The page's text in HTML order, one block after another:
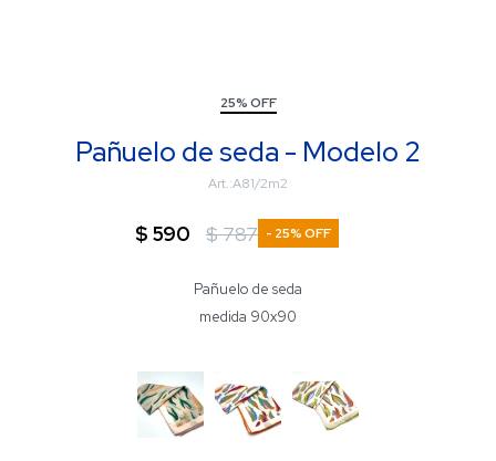
25% OFF
Pañuelo de seda - Modelo 2
A81/2m2
$ 590 $787 25
Pañuelo de seda
medida 90x90